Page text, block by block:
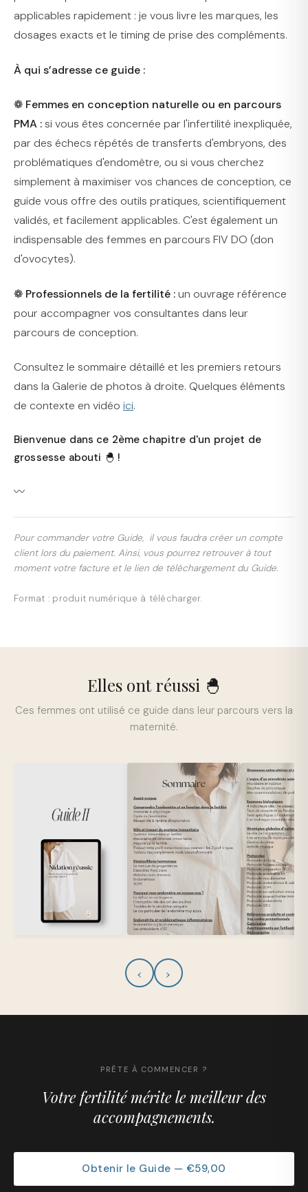
applicables rapidement : je vous livre les marques, les
dosages exacts et le timing de prise des compléments.
À qui s’adresse ce guide :
❁ Femmes en conception naturelle ou en parcours
PMA :si vous êtes concernée par l'infertilité inexpliquée,
par des échecs répétés de transferts d'embryons, des
problématiques d'endomètre, ou si vous cherchez
simplement à maximiser vos chances de conception, ce
guide vous offre des outils pratiques, scientifiquement
validés, et facilement applicables. C'est également un
indispensable des femmes en parcours FIV DO (don
d'ovocytes).
❁ Professionnels de la fertilité :un ouvrage référence
pour accompagner vos consultantes dans leur
parcours de conception.
Consultez le sommaire détaillé et les premiers retours
dans la Galerie de photos à droite. Quelques éléments
de contexte en vidéo ici.
Bienvenue dans ce 2ème chapitre d'un projet de
grossesse abouti 🐣 !
〰️
Pour commander votre Guide, il vous faudra créer un compte
client lors du paiement. Ainsi, vous pourrez retrouver à tout
moment votre facture et le lien de téléchargement du Guide.
Format : produit numérique à télécharger.
Elles ont réussi 🐣
Ces femmes ont utilisé ce guide dans leur parcours vers la
maternité.
‹ ›
PRÊTE À COMMENCER ?
Votre fertilité mérite le meilleur des
accompagnements.
Obtenir le Guide — €59,00